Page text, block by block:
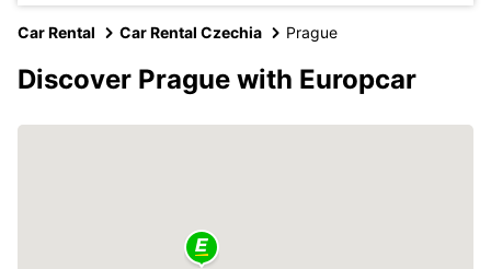
Car Rental Car Rental Czechia Prague
Discover Prague with Europcar